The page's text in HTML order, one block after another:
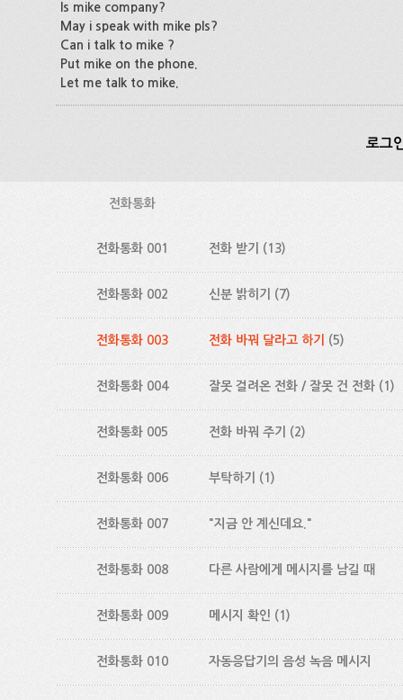
Is mike company?
May i speak with mike pls?
Can i talk to mike ?
Put mike on the phone.
Let me talk to mike.
로그
전화통화
전화통화 001 전화 받기 (13)
전화통화 002 신분 밝히기 (7)
전화통화 003 전화 바꿔 달라고 하기 (5)
전화통화 004 잘못 걸려온 전화 / 잘못 건 전화 (1)
전화통화 005 전화 바꿔 주기 (2)
전화통화 006 부탁하기 (1)
전화통화 007 "지금 안 계신데요."
전화통화 008 다른 사람에게 메시지를 남길 때
전화통화 009 메시지 확인 (1)
전화통화 010 자동응답기의 음성 녹음 메시지